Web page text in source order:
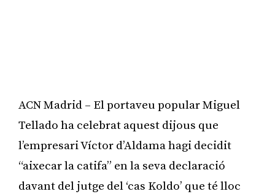
ACN Madrid – El portaveu popular Miguel
Tellado ha celebrat aquest dijous que
l’empresari Víctor d’Aldama hagi decidit
“aixecar la catifa” en la seva declaració
davant del jutge del ‘cas Koldo’ que té lloc